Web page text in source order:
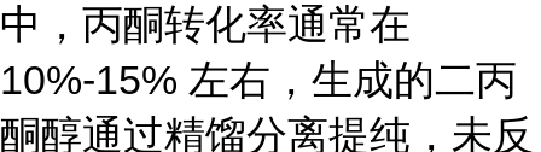
中，丙酮转化率通常在
10%-15% 左右，生成的二丙
酮醇通过精馏分离提纯，未反